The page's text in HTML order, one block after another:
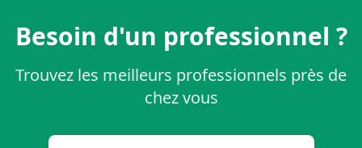
Besoin d'un professionnel ?
Trouvez les meilleurs professionnels près de
chez vous